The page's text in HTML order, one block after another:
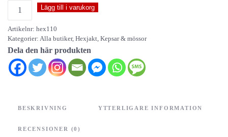
Hexjakt
-
Trucker
Cap
mängd
Lägg till i varukorg
Artikelnr: hex110
Kategorier: Alla butiker, Hexjakt, Kepsar & mössor
Dela den här produkten
BESKRIVNING YTTERLIGARE INFORMATION
RECENSIONER (0)